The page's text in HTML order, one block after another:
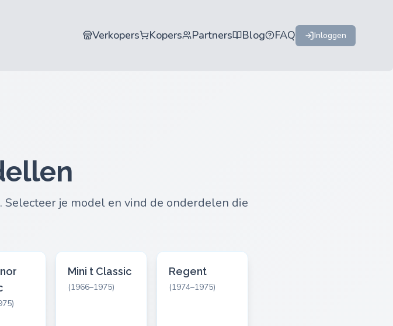
Verkopers Kopers Partners Blog FAQ Inloggen
je model en vind de onderdelen die
Mini t Classic
(1966–1975)
Regent
(1974–1975)